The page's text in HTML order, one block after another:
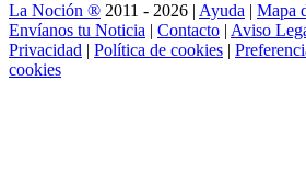
La Noción ® 2011 - 2026 | Ayuda | Mapa
Envíanos tu Noticia | Contacto | Aviso
Privacidad | Política de cookies |
cookies